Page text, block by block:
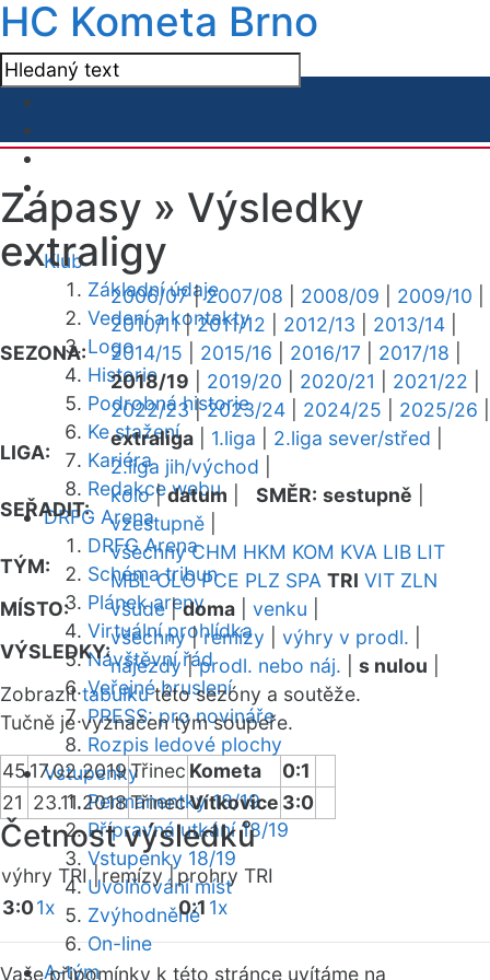
HC Kometa Brno
Klub
Základní údaje
Vedení a kontakty
Logo
Historie
Podrobná historie
Ke stažení
Kariéra
Redakce webu
DRFG Arena
DRFG Arena
Schéma tribun
Plánek areny
Virtuální prohlídka
Návštěvní řád
Veřejné bruslení
PRESS: pro novináře
Rozpis ledové plochy
Vstupenky
Permanentky 18/19
Přípravná utkání 18/19
Vstupenky 18/19
Uvolňování míst
Zvýhodněné
On-line
A-tým
Zápasy » Výsledky
extraligy
SEZONA:
2006/07|2007/08 2008/09 2009/10
2010/11|2011/12 2012/13 2013/14
2014/15
2015/16 2016/17 2017/18
2018/19
2019/20 2020/21 2021/22
2022/23|2023/24 2024/25 2025/26
LIGA:
extraliga 1.liga 2.liga sever/střed
2.liga jih/východ
SEŘADIT:
kolo|datum SMĚR: sestupně
vzestupně
TÝM:
všechny CHM HKM KOM KVA LIB LIT
MBL OLO PCE PLZ SPA TRI VIT ZLN
MÍSTO:
všude|doma venku
VÝSLEDKY:
všechny|remízy výhry v prodl.
nájezdy|prodl. nebo náj. s nulou
Zobrazittabulkutéto sezóny a soutěže.
Tučně je vyznačen tým soupeře.
4517.02.2019Třinec Kometa
0:1
21 23.11.2018TřinecVítkovice 3:0
Četnost výsledků
výhry TRI |remízy |prohry TRI
3:01x 0:1 1x
Vaše připomínky k této stránce uvítáme na